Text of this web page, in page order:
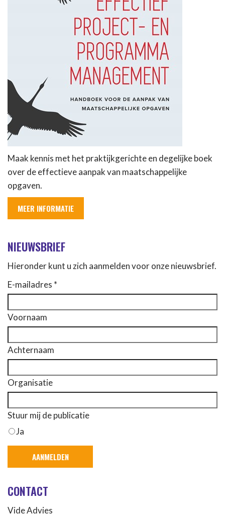
Maak kennis met het praktijkgerichte en degelijke boek
over de effectieve aanpak van maatschappelijke
opgaven.
MEER INFORMATIE
NIEUWSBRIEF
Hieronder kunt u zich aanmelden voor onze nieuwsbrief.
E-mailadres *
Voornaam
Achternaam
Organisatie
Stuur mij de publicatie
Ja
CONTACT
Vide Advies